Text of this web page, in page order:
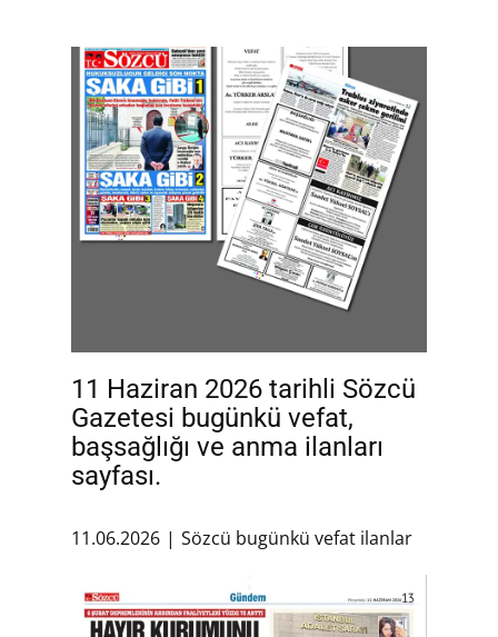
11 Haziran 2026 tarihli Sözcü
Gazetesi bugünkü vefat,
başsağlığı ve anma ilanları
sayfası.
11.06.2026 Sözcü bugünkü vefat ilanlar